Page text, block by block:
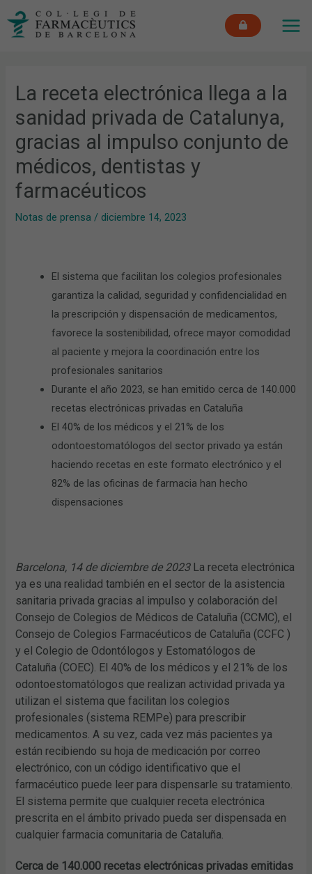
La receta electrónica llega a la
sanidad privada de Catalunya,
gracias al impulso conjunto de
médicos, dentistas y
farmacéuticos
Notas de prensa / diciembre 14, 2023
El sistema que facilitan los colegios profesionales
garantiza la calidad, seguridad y confidencialidad en
la prescripción y dispensación de medicamentos,
favorece la sostenibilidad, ofrece mayor comodidad
al paciente y mejora la coordinación entre los
profesionales sanitarios
Durante el año 2023, se han emitido cerca de 140.000
recetas electrónicas privadas en Cataluña
El 40% de los médicos y el 21% de los
odontoestomatólogos del sector privado ya están
haciendo recetas en este formato electrónico y el
82% de las oficinas de farmacia han hecho
dispensaciones
Barcelona, 14 de diciembre de 2023La receta electrónica
ya es una realidad también en el sector de la asistencia
sanitaria privada gracias al impulso y colaboración del
Consejo de Colegios de Médicos de Cataluña (CCMC), el
Consejo de Colegios Farmacéuticos de Cataluña (CCFC )
y el Colegio de Odontólogos y Estomatólogos de
Cataluña (COEC). El 40% de los médicos y el 21% de los
odontoestomatólogos que realizan actividad privada ya
utilizan el sistema que facilitan los colegios
profesionales (sistema REMPe) para prescribir
medicamentos. A su vez, cada vez más pacientes ya
están recibiendo su hoja de medicación por correo
electrónico, con un código identificativo que el
farmacéutico puede leer para dispensarle su tratamiento.
El sistema permite que cualquier receta electrónica
prescrita en el ámbito privado pueda ser dispensada en
cualquier farmacia comunitaria de Cataluña.
Cerca de 140.000 recetas electrónicas privadas emitidas